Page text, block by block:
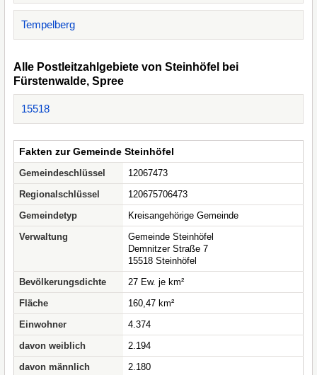
Tempelberg
Alle Postleitzahlgebiete von Steinhöfel bei
Fürstenwalde, Spree
15518
Fakten zur Gemeinde Steinhöfel
Gemeindeschlüssel
12067473
Regionalschlüssel
120675706473
Gemeindetyp
Kreisangehörige Gemeinde
Verwaltung
Gemeinde Steinhöfel
Demnitzer Straße 7
15518 Steinhöfel
Bevölkerungsdichte
27 Ew. je km²
Fläche
160,47 km²
Einwohner
4.374
davon weiblich
2.194
davon männlich
2.180